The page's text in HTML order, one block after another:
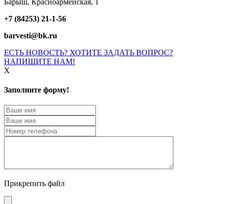
+7 (84253) 21-1-56
barvesti@bk.ru
ЕСТЬ НОВОСТЬ? ХОТИТЕ ЗАДАТЬ ВОПРОС?
НАПИШИТЕ НАМ!
X
Заполните форму!
Прикрепить файл